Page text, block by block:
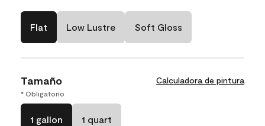
Flat Low Lustre Soft Gloss
Tamaño Calculadora de pintura
* Obligatorio
1 gallon 1 quart